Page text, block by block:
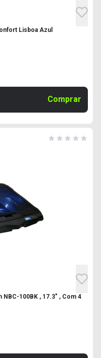
Lisboa Azul
Comprar
100BK , 17.3" , Com 4